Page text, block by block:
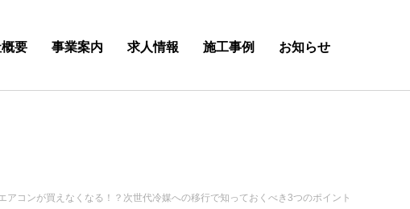
要 事業案内 求人情報 施工事例 お知らせ
アコンが買えなくなる！？次世代冷媒への移行で知っておくべき3つのポイント